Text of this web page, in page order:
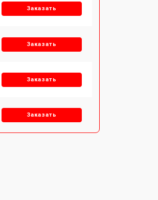
Заказать
Заказать
Заказать
Заказать